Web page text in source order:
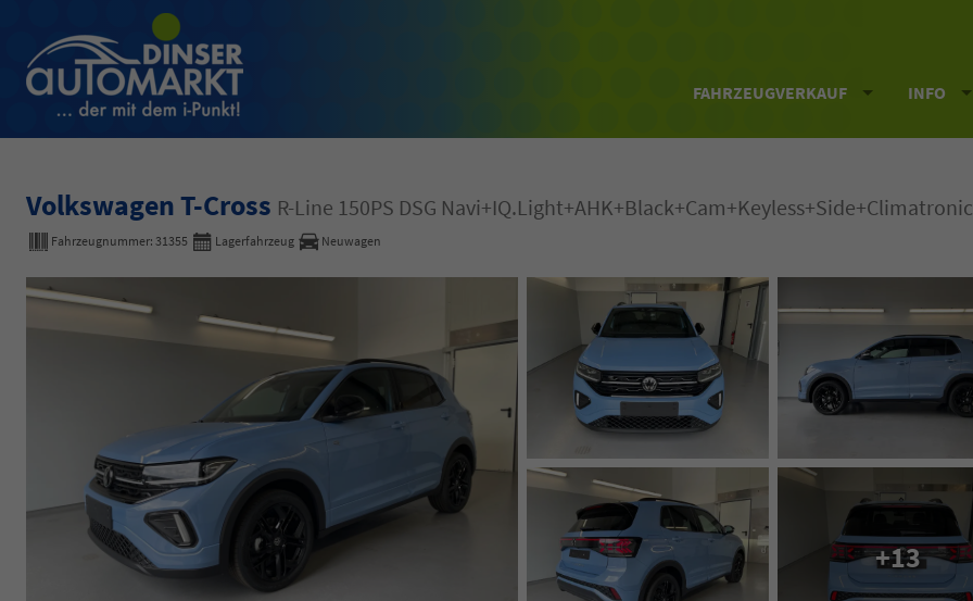
FAHRZEUGVERKAUF INFO
Volkswagen T-Cross R-Line 150PS DSG Navi+IQ.Light+AHK+Black+Cam+Keyless+Side+Climatronic
Fahrzeugnummer: 31355 Lagerfahrzeug Neuwagen
+13